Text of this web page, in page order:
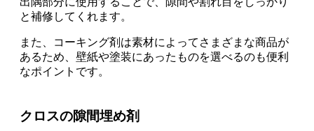
と補修 してくれます。
また、コーキング剤は素材によってさまざまな商品が
あるため、 壁紙や塗装にあったものを選べるのも便利
なポイント です。
クロスの隙間埋め剤